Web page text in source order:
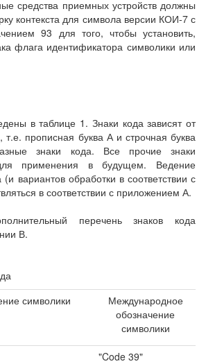
средства приемных устройств должны
контекста для символа версии КОИ-7 с
93 для того, чтобы установить,
флага идентификатора символики или
в таблице 1. Знаки кода зависят от
т.е. прописная буква А и строчная буква
знаки кода. Все прочие знаки
применения в будущем. Ведение
вариантов обработки в соответствии с
в соответствии с приложением А.
перечень знаков кода
В.
символики
Международное
обозначение
символики
"Code 39"